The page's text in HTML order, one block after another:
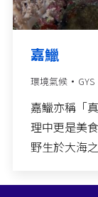
嘉鱲
環境氣候 GYS
嘉鱲亦稱「
理中更是美
野生於大海